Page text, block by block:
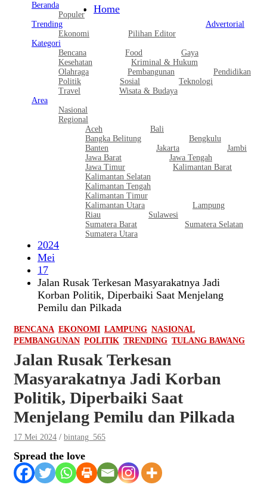
Beranda
Populer
Trending
Ekonomi
Pilihan Editor
Advertorial
Kategori
Bencana
Food
Gaya
Kesehatan
Kriminal & Hukum
Olahraga
Pembangunan
Pendidikan
Politik
Sosial
Teknologi
Travel
Wisata & Budaya
Area
Nasional
Regional
Aceh
Bali
Bangka Belitung
Bengkulu
Banten
Jakarta
Jambi
Jawa Barat
Jawa Tengah
Jawa Timur
Kalimantan Barat
Kalimantan Selatan
Kalimantan Tengah
Kalimantan Timur
Kalimantan Utara
Lampung
Riau
Sulawesi
Sumatera Barat
Sumatera Selatan
Sumatera Utara
Home
2024
Mei
17
Jalan Rusak Terkesan Masyarakatnya Jadi
Korban Politik, Diperbaiki Saat Menjelang
Pemilu dan Pilkada
BENCANA EKONOMI LAMPUNG NASIONAL
PEMBANGUNAN POLITIK TRENDING TULANG BAWANG
Jalan Rusak Terkesan
Masyarakatnya Jadi Korban
Politik, Diperbaiki Saat
Menjelang Pemilu dan Pilkada
17 Mei 2024 bintang_565
Spread the love